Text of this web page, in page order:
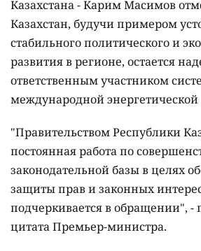
Казахстана - Карим Масимов
Казахстан, будучи примером
стабильного политического и
развития в регионе, остается
ответственным участником
международной энергетической
"Правительством Республики
постоянная работа по
законодательной базы в целях
защиты прав и законных
подчеркивается в обращении", -
цитата Премьер-министра.